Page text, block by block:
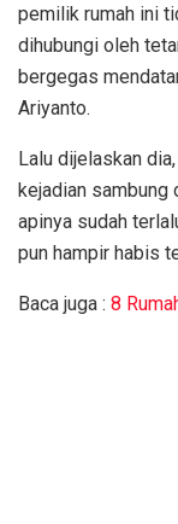
pemilik rumah ini
dihubungi oleh
bergegas
Ariyanto.
Lalu dijelaskan
kejadian sambung
apinya sudah
pun hampir habis
Baca juga : 8